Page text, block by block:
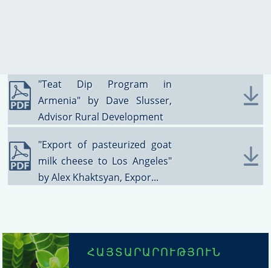
"Teat Dip Program in
Armenia" by Dave Slusser,
Advisor Rural Development
"Export of pasteurized goat
milk cheese to Los Angeles"
by Alex Khaktsyan, Expor...
ՀԱՅՏԱՐԱՐՈՒԹՅՈՒՆ